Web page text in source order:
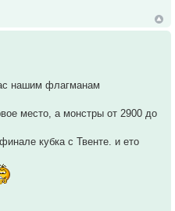
нашим флагманам
место, а монстры от 2900 до
кубка с Твенте. и ето